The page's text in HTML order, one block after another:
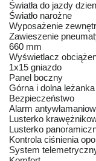
Światła do jazdy
Światło narożne
Wyposażenie
Zawieszenie
660 mm
Wyświetlacz
1x15 gniazdo
Panel boczny
Górna i dolna leżanka
Bezpieczeństwo
Alarm
Lusterko
Lusterko
Kontrola ciśnienia
System